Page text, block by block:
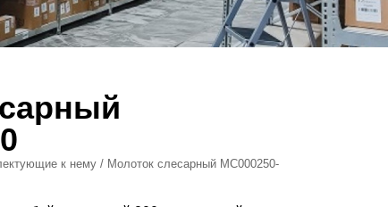
к нему / Молоток слесарный МС000250-